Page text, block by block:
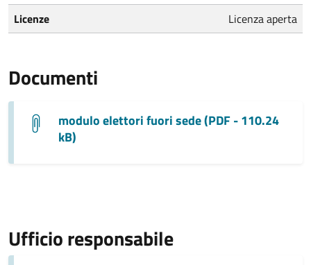
Licenze Licenza aperta
Documenti
modulo elettori fuori sede (PDF - 110.24
kB)
Ufficio responsabile